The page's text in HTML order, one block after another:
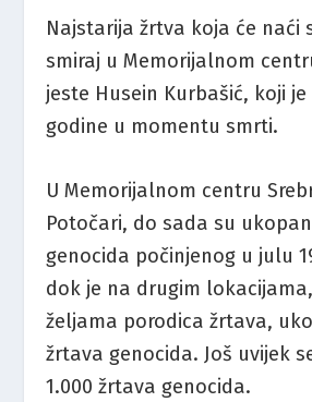
Najstarija žrtva koja će naći
smiraj u Memorijalnom
jeste Husein Kurbašić, koji je
godine u momentu smrti.
U Memorijalnom centru
Potočari, do sada su
genocida počinjenog u julu
dok je na drugim
željama porodica žrtava,
žrtava genocida. Još uvijek
1.000 žrtava genocida.